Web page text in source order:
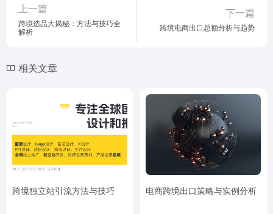
上一篇
跨境选品大揭秘：方法与技巧全
解析
下一篇
跨境电商出口总额分析与趋势
相关文章
跨境独立站引流方法与技巧 电商跨境出口策略与实例分析